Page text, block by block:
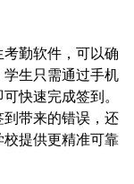
勤软件，可以确
生只需通过手机
快速完成签到。
带来的错误，还
提供更精准可靠